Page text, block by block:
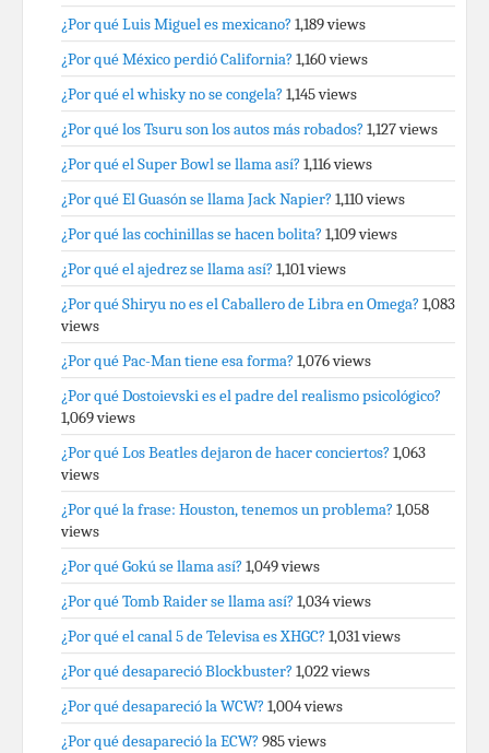
¿Por qué Luis Miguel es mexicano? 1,189 views
¿Por qué México perdió California? 1,160 views
¿Por qué el whisky no se congela? 1,145 views
¿Por qué los Tsuru son los autos más robados? 1,127 views
¿Por qué el Super Bowl se llama así? 1,116 views
¿Por qué El Guasón se llama Jack Napier? 1,110 views
¿Por qué las cochinillas se hacen bolita? 1,109 views
¿Por qué el ajedrez se llama así? 1,101 views
¿Por qué Shiryu no es el Caballero de Libra en Omega? 1,083
views
¿Por qué Pac-Man tiene esa forma? 1,076 views
¿Por qué Dostoievski es el padre del realismo psicológico?
1,069 views
¿Por qué Los Beatles dejaron de hacer conciertos? 1,063
views
¿Por qué la frase: Houston, tenemos un problema? 1,058
views
¿Por qué Gokú se llama así? 1,049 views
¿Por qué Tomb Raider se llama así? 1,034 views
¿Por qué el canal 5 de Televisa es XHGC? 1,031 views
¿Por qué desapareció Blockbuster? 1,022 views
¿Por qué desapareció la WCW? 1,004 views
¿Por qué desapareció la ECW? 985 views